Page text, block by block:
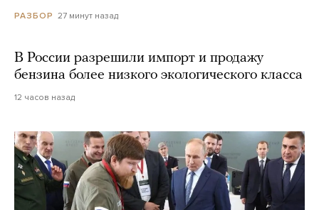
РАЗБОР 27 минут назад
В России разрешили импорт и продажу
бензина более низкого экологического класса
12 часов назад